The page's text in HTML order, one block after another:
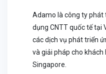
Adamo là công ty phát
dụng CNTT quốc tế tại
các dịch vụ phát triển
và giải pháp cho khách
Singapore.